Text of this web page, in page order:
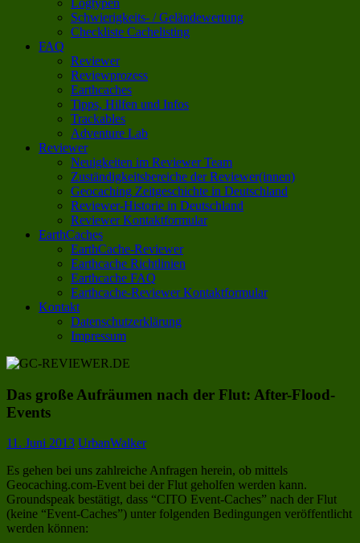
Logtypen
Schwierigkeits- / Geländewertung
Checkliste Cachelisting
FAQ
Reviewer
Reviewprozess
Earthcaches
Tipps, Hilfen und Infos
Trackables
Adventure Lab
Reviewer
Neuigkeiten im Reviewer Team
Zuständigkeitsbereiche der Reviewer(innen)
Geocaching Zeitgeschichte in Deutschland
Reviewer-Historie in Deutschland
Reviewer Kontaktformular
EarthCaches
EarthCache-Reviewer
Earthcache Richtlinien
Earthcache FAQ
Earthcache-Reviewer Kontaktformular
Kontakt
Datenschutzerklärung
Impressum
Das große Aufräumen nach der Flut: After-Flood-
Events
11. Juni 2013 UrbanWalker
Es gehen bei uns zahlreiche Anfragen herein, ob mittels
Geocaching.com-Event bei der Flut geholfen werden kann.
Groundspeak bestätigt, dass “CITO Event-Caches” nach der Flut
(keine “Event-Caches”) unter folgenden Bedingungen veröffentlicht
werden können: